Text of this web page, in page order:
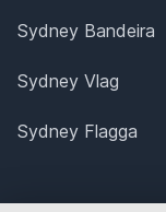
Sydney Bandeira
Sydney Vlag
Sydney Flagga